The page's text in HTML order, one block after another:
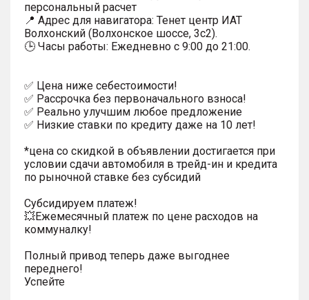
персональный расчет
📍 Адрес для навигатора: Тенет центр ИАТ
Волхонский (Волхонское шоссе, 3с2).
🕒 Часы работы: Ежедневно с 9:00 до 21:00.
✅ Цена ниже себестоимости!
✅ Рассрочка без первоначального взноса!
✅ Реально улучшим любое предложение
✅ Низкие ставки по кредиту даже на 10 лет!
*цена со скидкой в объявлении достигается при
условии сдачи автомобиля в трейд-ин и кредита
по рыночной ставке без субсидий
Субсидируем платеж!
💥Ежемесячный платеж по цене расходов на
коммуналку!
Полный привод теперь даже выгоднее
переднего!
Успейте